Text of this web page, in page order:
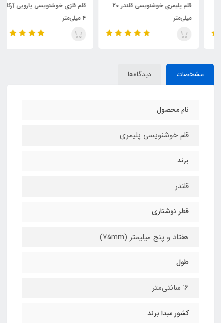
قلم پلیمری خوشنویسی قلندر 20
میلی‌متر
قلم فلزی خوشنویسی پارویی آرکان
مشخصات دیدگاه‌ها
نام محصول
قلم خوشنویسی پلیمری
برند
قلندر
قطر نوشتاری
هفتاد و پنج میلیمتر (75mm)
طول
16 سانتی‌متر
کشور مبدا برند